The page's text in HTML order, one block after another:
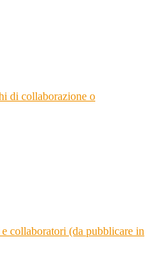
di collaborazione o
collaboratori (da pubblicare in